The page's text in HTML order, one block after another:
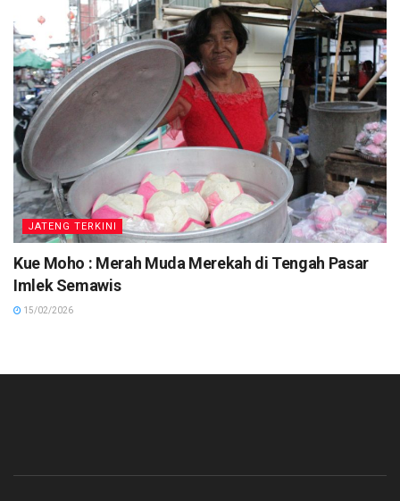
JATENG TERKINI
Kue Moho : Merah Muda Merekah di Tengah Pasar
Imlek Semawis
15/02/2026